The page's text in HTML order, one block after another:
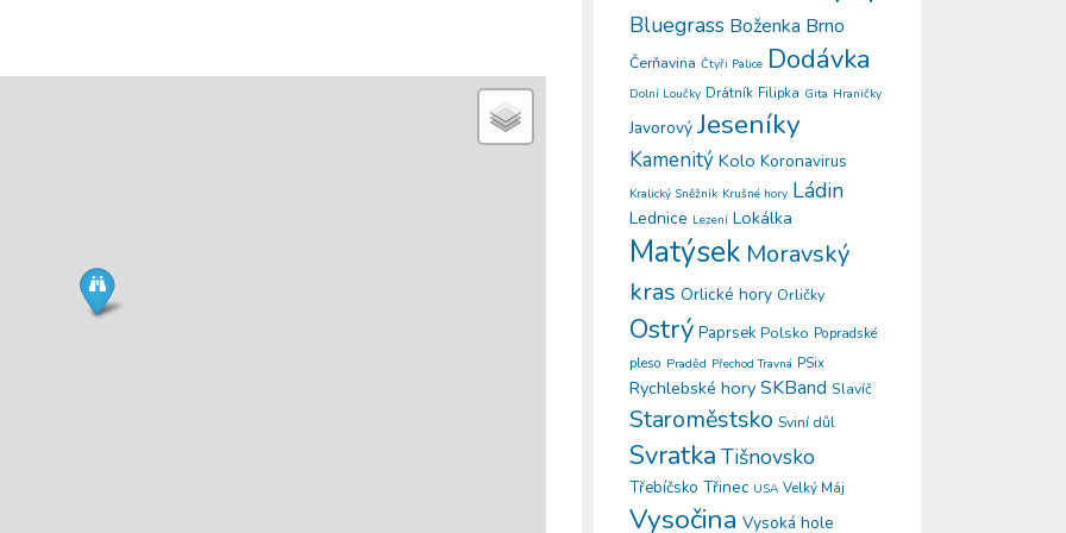
Bluegrass Boženka Brno
Čerňavina Čtyři Palice Dodávka
Dolní Loučky Drátník Filipka Gita Hraničky
Javorový Jeseníky
Kamenitý Kolo Koronavirus
Kralický Sněžník Krušné hory Ládin
Lednice Lezení Lokálka
Matýsek Moravský
kras Orlické hory Orličky
Ostrý Paprsek Polsko Popradské
pleso Praděd Přechod Travná PSix
Rychlebské hory SKBand Slavíč
Staroměstsko Sviní důl
Svratka Tišnovsko
Třebíčsko Třinec USA Velký Máj
Vysočina Vysoká hole